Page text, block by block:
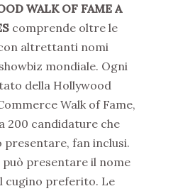
WALK OF FAME A
comprende oltre le
altrettanti nomi
mondiale. Ogni
della Hollywood
Walk of Fame,
200 candidature che
presentare, fan inclusi.
può presentare il nome
cugino preferito. Le